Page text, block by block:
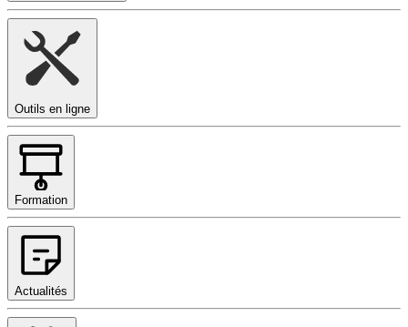
Outils en ligne
Formation
Actualités